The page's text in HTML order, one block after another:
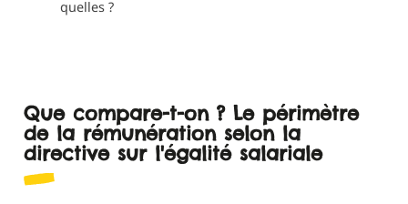
quelles ?
Que compare-t-on ? Le périmètre
de la rémunération selon la
directive sur l'égalité salariale